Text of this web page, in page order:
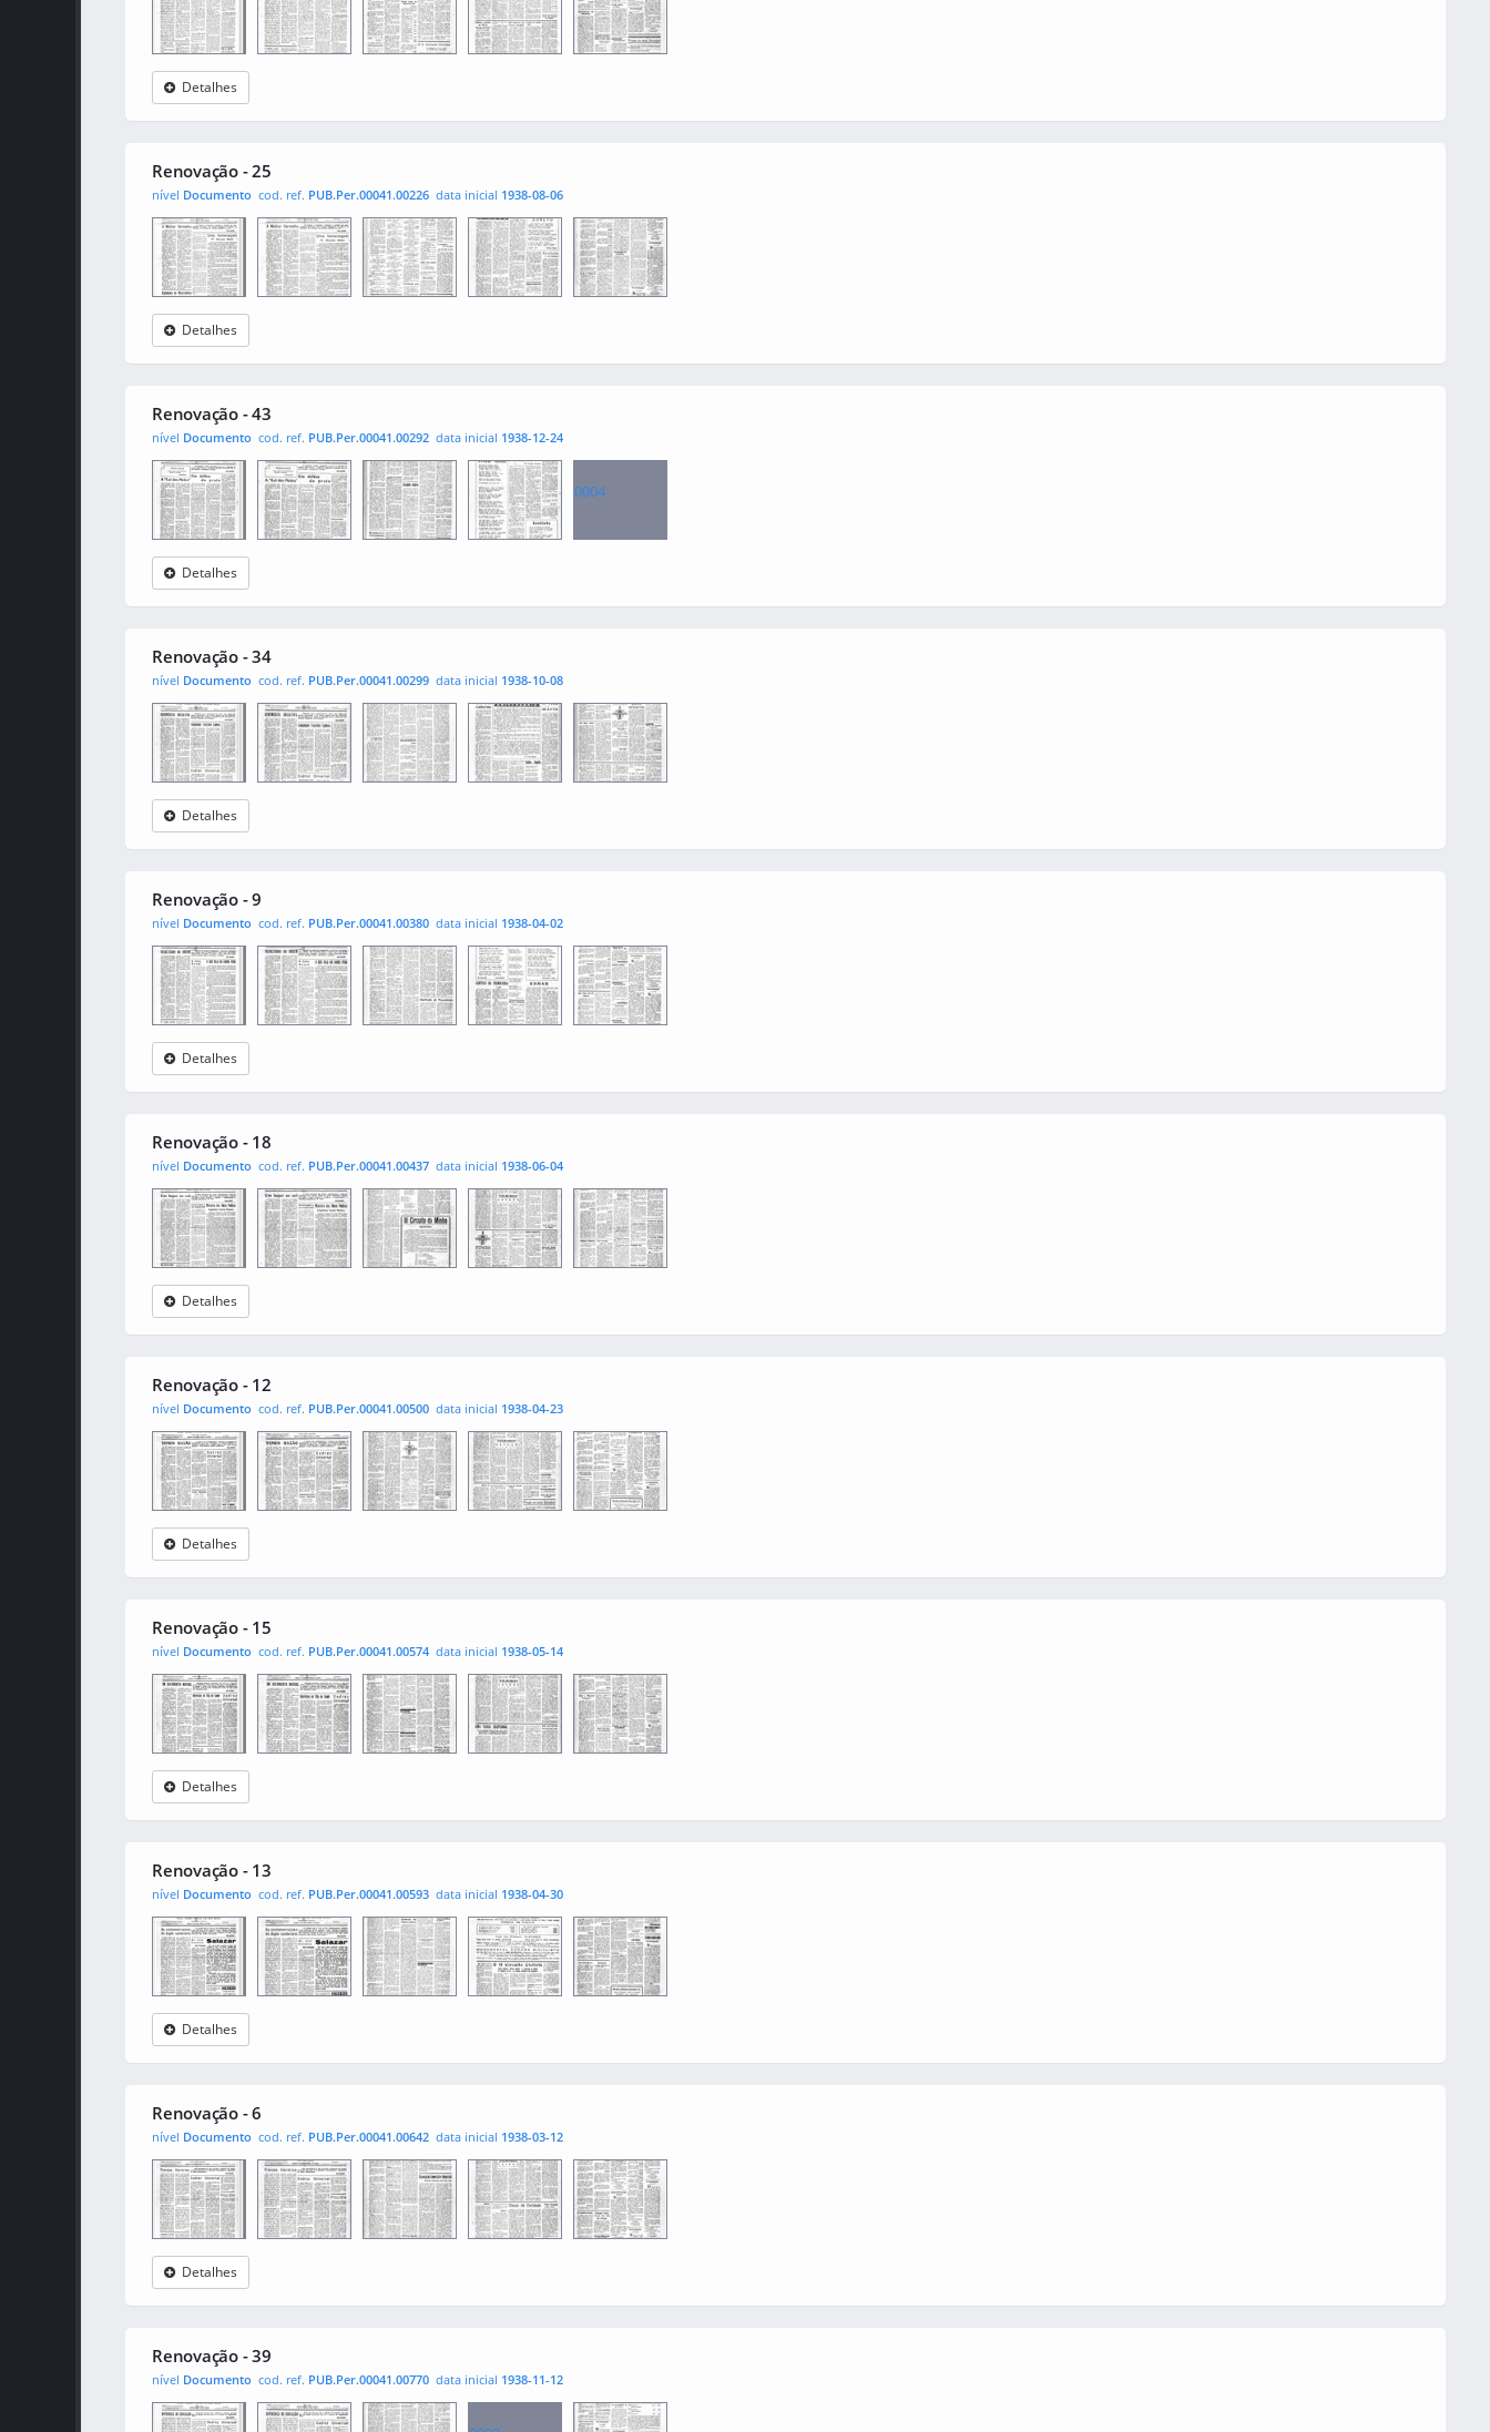
Renovação 0001 0002 0003 0004
Detalhes
Renovação - 25
nível Documento cod. ref. PUB.Per.00041.00226 data inicial 1938-08-06
Renovação 0001 0002 0003 0004
Detalhes
Renovação - 43
nível Documento cod. ref. PUB.Per.00041.00292 data inicial 1938-12-24
Renovação 0001 0002 0003
0004
Detalhes
Renovação - 34
nível Documento cod. ref. PUB.Per.00041.00299 data inicial 1938-10-08
Renovação 0001 0002 0003 0004
Detalhes
Renovação - 9
nível Documento cod. ref. PUB.Per.00041.00380 data inicial 1938-04-02
Renovação 0001 0002 0003 0004
Detalhes
Renovação - 18
nível Documento cod. ref. PUB.Per.00041.00437 data inicial 1938-06-04
Renovação 0001 0002 0003 0004
Detalhes
Renovação - 12
nível Documento cod. ref. PUB.Per.00041.00500 data inicial 1938-04-23
Renovação 0001 0002 0003 0004
Detalhes
Renovação - 15
nível Documento cod. ref. PUB.Per.00041.00574 data inicial 1938-05-14
Renovação 0001 0002 0003 0004
Detalhes
Renovação - 13
nível Documento cod. ref. PUB.Per.00041.00593 data inicial 1938-04-30
Renovação 0001 0002 0003 0004
Detalhes
Renovação - 6
nível Documento cod. ref. PUB.Per.00041.00642 data inicial 1938-03-12
Renovação 0001 0002 0003 0004
Detalhes
Renovação - 39
nível Documento cod. ref. PUB.Per.00041.00770 data inicial 1938-11-12